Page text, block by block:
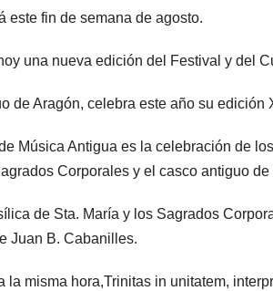
este fin de semana de agosto.
una nueva edición del Festival y del
de Aragón, celebra este año su
Música Antigua es la celebración de
Corporales y el casco antiguo de
de Sta. María y los Sagrados
Juan B. Cabanilles.
misma hora,Trinitas in unitatem,